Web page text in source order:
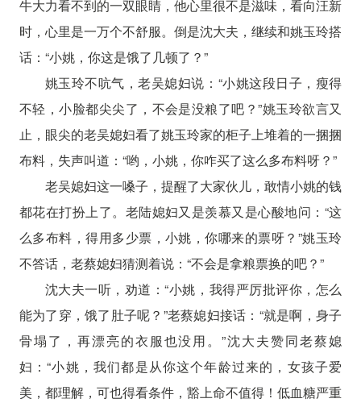
牛大力看不到的一双眼睛，他心里很不是滋味，看向汪新
时，心里是一万个不舒服。倒是沈大夫，继续和姚玉玲搭
话：“小姚，你这是饿了几顿了？”
姚玉玲不吭气，老吴媳妇说：“小姚这段日子，瘦得
不轻，小脸都尖尖了，不会是没粮了吧？”姚玉玲欲言又
止，眼尖的老吴媳妇看了姚玉玲家的柜子上堆着的一捆捆
布料，失声叫道：“哟，小姚，你咋买了这么多布料呀？”
老吴媳妇这一嗓子，提醒了大家伙儿，敢情小姚的钱
都花在打扮上了。老陆媳妇又是羡慕又是心酸地问：“这
么多布料，得用多少票，小姚，你哪来的票呀？”姚玉玲
不答话，老蔡媳妇猜测着说：“不会是拿粮票换的吧？”
沈大夫一听，劝道：“小姚，我得严厉批评你，怎么
能为了穿，饿了肚子呢？”老蔡媳妇接话：“就是啊，身子
骨塌了，再漂亮的衣服也没用。”沈大夫赞同老蔡媳
妇：“小姚，我们都是从你这个年龄过来的，女孩子爱
美，都理解，可也得看条件，豁上命不值得！低血糖严重